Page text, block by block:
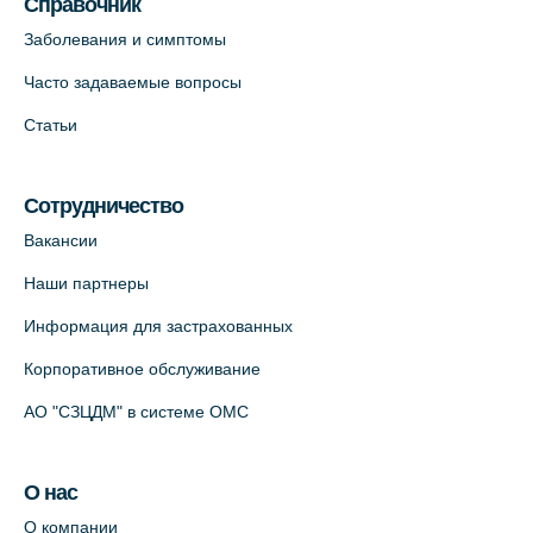
пр., 62к3 (официальный партнер)
+7 (812) 660-73-69
На карте
+7 (812) 986-98-91
На карте
Лабораторный терминал на
партнёр)
+7 (812) 498-10-30
Справочник
Заболевания и симптомы
Часто задаваемые вопросы
Статьи
Сотрудничество
Вакансии
Наши партнеры
Информация для застрахованных
Корпоративное обслуживание
АО "СЗЦДМ" в системе ОМС
О нас
О компании